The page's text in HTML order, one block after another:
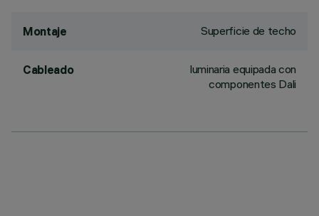
Montaje Superficie de techo
Cableado
luminaria equipada con
componentes Dali